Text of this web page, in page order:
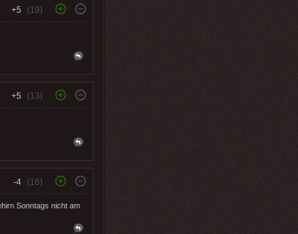
+5 (19)
+5 (13)
-4 (16)
Sonntags nicht am